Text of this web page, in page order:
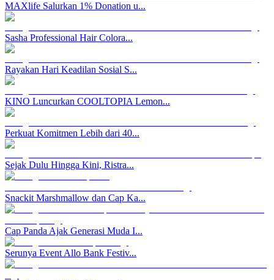
MAXlife Salurkan 1% Donation u...
Sasha Professional Hair Colora...
Rayakan Hari Keadilan Sosial S...
KINO Luncurkan COOLTOPIA Lemon...
Perkuat Komitmen Lebih dari 40...
Sejak Dulu Hingga Kini, Ristra...
Snackit Marshmallow dan Cap Ka...
Cap Panda Ajak Generasi Muda I...
Serunya Event Allo Bank Festiv...